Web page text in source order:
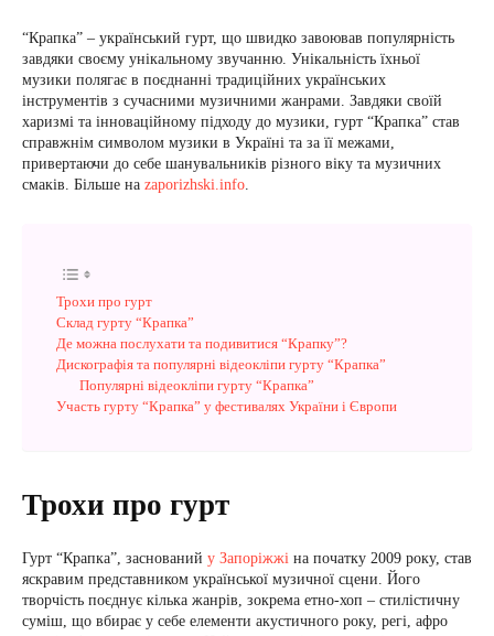
“Крапка” – український гурт, що швидко завоював популярність
завдяки своєму унікальному звучанню. Унікальність їхньої
музики полягає в поєднанні традиційних українських
інструментів з сучасними музичними жанрами. Завдяки своїй
харизмі та інноваційному підходу до музики, гурт “Крапка” став
справжнім символом музики в Україні та за її межами,
привертаючи до себе шанувальників різного віку та музичних
смаків. Більше на zaporizhski.info.
Трохи про гурт
Склад гурту “Крапка”
Де можна послухати та подивитися “Крапку”?
Дискографія та популярні відеокліпи гурту “Крапка”
Популярні відеокліпи гурту “Крапка”
Участь гурту “Крапка” у фестивалях України і Європи
Трохи про гурт
Гурт “Крапка”, заснований у Запоріжжі на початку 2009 року, став
яскравим представником української музичної сцени. Його
творчість поєднує кілька жанрів, зокрема етно-хоп – стилістичну
суміш, що вбирає у себе елементи акустичного року, регі, афро